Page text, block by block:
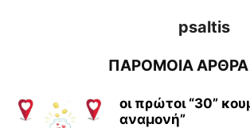
psaltis
ΠΑΡΟΜΟΙΑ ΑΡΘΡΑ
οι πρώτοι “30”
αναμονή”